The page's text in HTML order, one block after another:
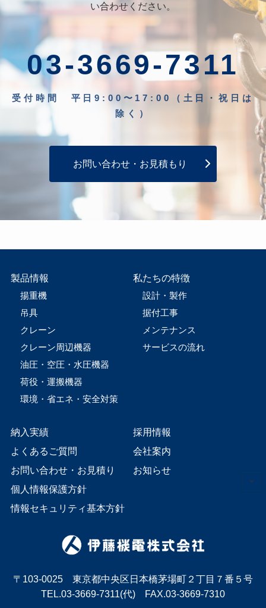
い合わせください。
03-3669-7311
受付時間 平日9:00〜17:00（土日・祝日は
除く）
お問い合わせ・お見積もり
製品情報
揚重機
吊具
クレーン
クレーン周辺機器
油圧・空圧・水圧機器
荷役・運搬機器
環境・省エネ・安全対策
私たちの特徴
設計・製作
据付工事
メンテナンス
サービスの流れ
納入実績
よくあるご質問
お問い合わせ・お見積り
個人情報保護方針
情報セキュリティ基本方針
採用情報
会社案内
お知らせ
〒103-0025 東京都中央区日本橋茅場町２丁目７番５号
TEL.03-3669-7311(代) FAX.03-3669-7310